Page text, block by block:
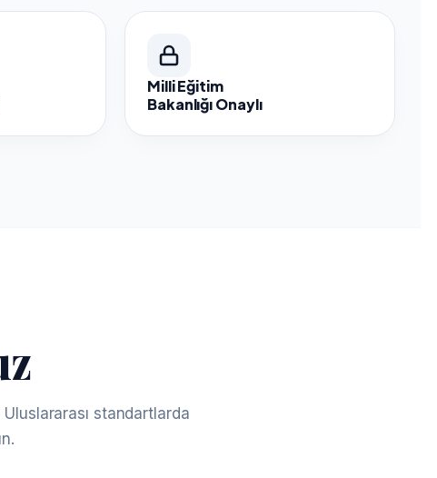
Milli Eğitim
Bakanlığı Onaylı
standartlarda